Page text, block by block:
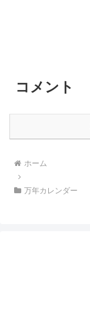
コメント
ホーム
万年カレンダー